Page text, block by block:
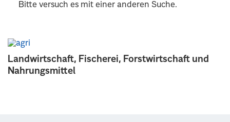
Landwirtschaft, Fischerei, Forstwirtschaft und
Nahrungsmittel
Bitte versuch es mit einer anderen Suche.